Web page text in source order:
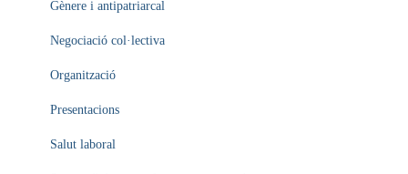
Gènere i antipatriarcal
Negociació col·lectiva
Organització
Presentacions
Salut laboral